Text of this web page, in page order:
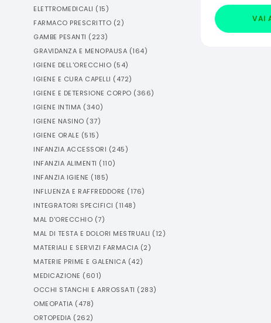
ELETTROMEDICALI (15)
FARMACO PRESCRITTO (2)
GAMBE PESANTI (223)
GRAVIDANZA E MENOPAUSA (164)
IGIENE DELL'ORECCHIO (54)
IGIENE E CURA CAPELLI (472)
IGIENE E DETERSIONE CORPO (366)
IGIENE INTIMA (340)
IGIENE NASINO (37)
IGIENE ORALE (515)
INFANZIA ACCESSORI (245)
INFANZIA ALIMENTI (110)
INFANZIA IGIENE (185)
INFLUENZA E RAFFREDDORE (176)
INTEGRATORI SPECIFICI (1148)
MAL D'ORECCHIO (7)
MAL DI TESTA E DOLORI MESTRUALI (12)
MATERIALI E SERVIZI FARMACIA (2)
MATERIE PRIME E GALENICA (42)
MEDICAZIONE (601)
OCCHI STANCHI E ARROSSATI (283)
OMEOPATIA (478)
ORTOPEDIA (262)
VAI